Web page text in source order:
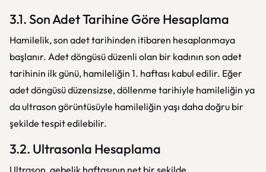
3.1. Son Adet Tarihine Göre Hesaplama
Hamilelik, son adet tarihinden itibaren hesaplanmaya
başlanır. Adet döngüsü düzenli olan bir kadının son adet
tarihinin ilk günü, hamileliğin 1. haftası kabul edilir. Eğer
adet döngüsü düzensizse, döllenme tarihiyle hamileliğin ya
da ultrason görüntüsüyle hamileliğin yaşı daha doğru bir
şekilde tespit edilebilir.
3.2. Ultrasonla Hesaplama
Ultrason, gebelik haftasının net bir şekilde